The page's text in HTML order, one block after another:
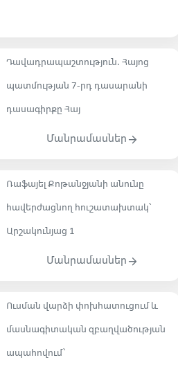
Դավադրապաշտություն․ Հայոց
պատմության 7-րդ դասարանի
դասագիրքը Հայ
Մանրամասներ
Ռաֆայել Քոթանջյանի անունը
հավերժացնող հուշատախտակ՝
Արշակունյաց 1
Մանրամասներ
Ուսման վարձի փոխհատուցում և
մասնագիտական զբաղվածության
ապահովում՝